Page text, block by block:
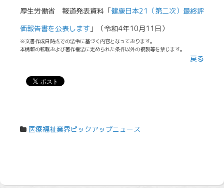
厚生労働省 報道発表資料「健康日本21（第二次）最終評
価報告書を公表します 」（令和4年10月11日）
※文書作成日時点での法令に基づく内容となっております。
本情報の転載および著作権法に定められた条件以外の複製等を禁じます。
戻る
医療福祉業界ピックアップニュース